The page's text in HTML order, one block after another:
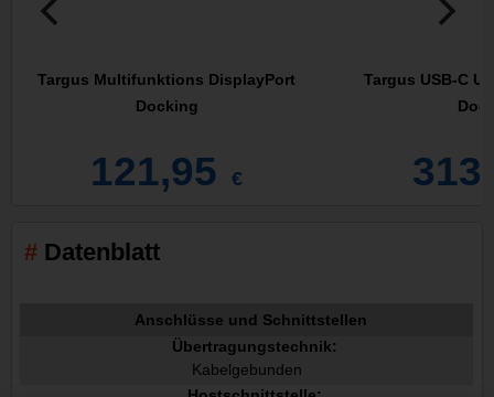
Targus Multifunktions DisplayPort
Docking
121,95 €
Targus USB-C
Datenblatt
Anschlüsse und Schnittstellen
Übertragungstechnik:
Kabelgebunden